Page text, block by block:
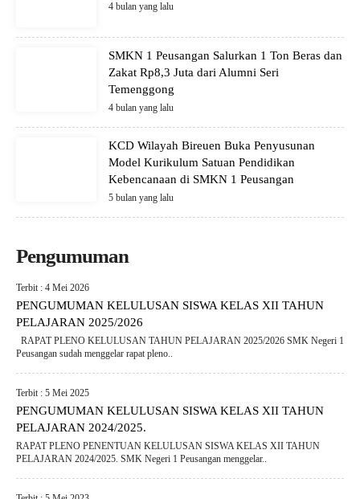
4 bulan yang lalu
SMKN 1 Peusangan Salurkan 1 Ton Beras dan
Zakat Rp8,3 Juta dari Alumni Seri
Temenggong
4 bulan yang lalu
KCD Wilayah Bireuen Buka Penyusunan
Model Kurikulum Satuan Pendidikan
Kebencanaan di SMKN 1 Peusangan
5 bulan yang lalu
Pengumuman
Terbit : 4 Mei 2026
PENGUMUMAN KELULUSAN SISWA KELAS XII TAHUN
PELAJARAN 2025/2026
RAPAT PLENO KELULUSAN TAHUN PELAJARAN 2025/2026 SMK Negeri 1
Peusangan sudah menggelar rapat pleno..
Terbit : 5 Mei 2025
PENGUMUMAN KELULUSAN SISWA KELAS XII TAHUN
PELAJARAN 2024/2025.
RAPAT PLENO PENENTUAN KELULUSAN SISWA KELAS XII TAHUN
PELAJARAN 2024/2025. SMK Negeri 1 Peusangan menggelar..